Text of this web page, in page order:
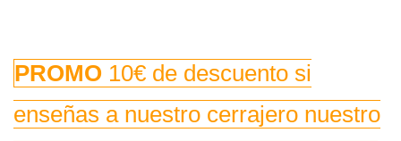
PROMO 10€ de descuento si
enseñas a nuestro cerrajero nuestro